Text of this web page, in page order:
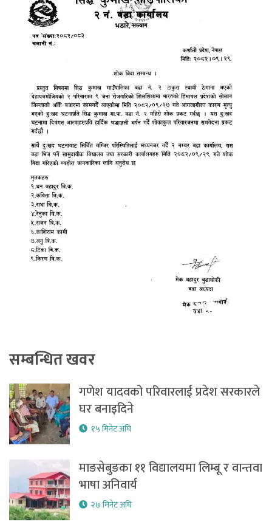
सम्बन्धित खवर
गणेश यादवको परिवारलाई प्रदेश सरकारले
घर बनाइदिने
१५ मिनेट अघि
माङसेबुङका ११ विद्यालयमा लिम्बू र वान्तवा
भाषा अनिवार्य
२७ मिनेट अघि